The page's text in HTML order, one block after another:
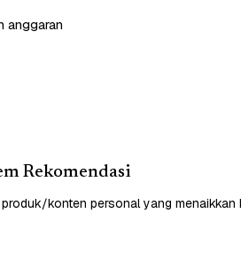
anggaran
Rekomendasi
produk/konten personal yang menaikkan